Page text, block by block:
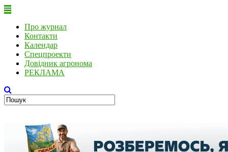
Про журнал
Контакти
Календар
Спецпроекти
Довідник агронома
РЕКЛАМА